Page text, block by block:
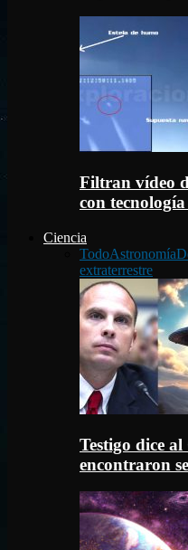
Filtran vídeo
con
Ciencia
TodoAstronomía
extraterrestre
Testigo dice
encontraron